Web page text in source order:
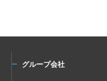
グループ会社